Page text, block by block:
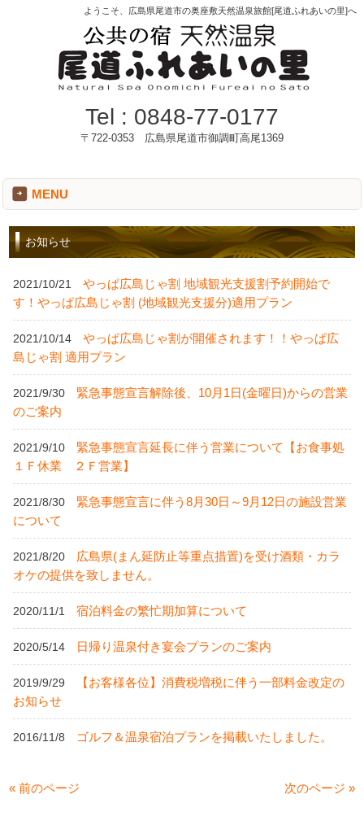
ようこそ、広島県尾道市の奥座敷天然温泉旅館[尾道ふれあいの里]へ
Tel : 0848-77-0177
〒722-0353 広島県尾道市御調町高尾1369
MENU
お知らせ
2021/10/21
やっぱ広島じゃ割 地域観光支援割予約開始で
す！やっぱ広島じゃ割 (地域観光支援分)適用プラン
2021/10/14
やっぱ広島じゃ割が開催されます！！やっぱ広
島じゃ割 適用プラン
2021/9/30
緊急事態宣言解除後、10月1日(金曜日)からの営業
のご案内
2021/9/10
緊急事態宣言延長に伴う営業について【お食事処
１Ｆ休業 ２Ｆ営業】
2021/8/30
緊急事態宣言に伴う8月30日～9月12日の施設営業
について
2021/8/20
広島県(まん延防止等重点措置)を受け酒類・カラ
オケの提供を致しません。
2020/11/1 宿泊料金の繁忙期加算について
2020/5/14 日帰り温泉付き宴会プランのご案内
2019/9/29
【お客様各位】消費税増税に伴う一部料金改定の
お知らせ
2016/11/8 ゴルフ＆温泉宿泊プランを掲載いたしました。
« 前のページ 次のページ »